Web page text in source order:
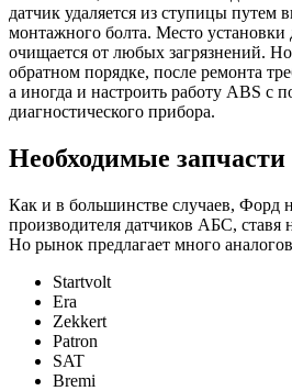
датчик удаляется из ступицы путем
монтажного болта. Место установки
очищается от любых загрязнений.
обратном порядке, после ремонта
а иногда и настроить работу ABS с
диагностического прибора.
Необходимые запчасти
Как и в большинстве случаев, Форд
производителя датчиков АБС,
Но рынок предлагает много
Startvolt
Era
Zekkert
Patron
SAT
Bremi